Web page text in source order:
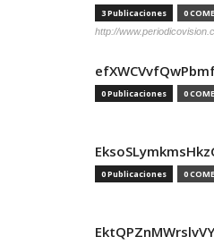
3 Publicaciones 0
http://
0 Publicaciones 0
0 Publicaciones 0